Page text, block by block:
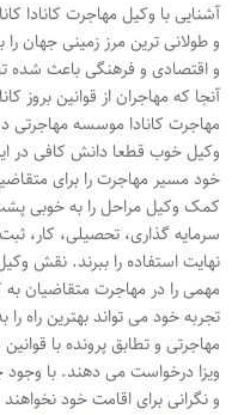
آشنایی با وکیل مهاجرت کانادا
و طولانی ترین مرز زمینی جهان
و اقتصادی و فرهنگی باعث شده
آنجا که مهاجران از قوانین بروز
مهاجرت کانادا موسسه مهاجرتی
وکیل خوب قطعا دانش کافی در
خود مسیر مهاجرت را برای
کمک وکیل مراحل را به خوبی
سرمایه گذاری، تحصیلی، کار،
نهایت استفاده را ببرند. نقش
مهمی را در مهاجرت متقاضیان
تجربه خود می تواند بهترین راه را
مهاجرتی و تطابق پرونده با
ویزا درخواست می دهند. با
و نگرانی برای اقامت خود